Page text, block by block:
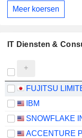
Meer koersen
IT Diensten &
FUJITSU
IBM
SNOWFLAKE
ACCENTURE